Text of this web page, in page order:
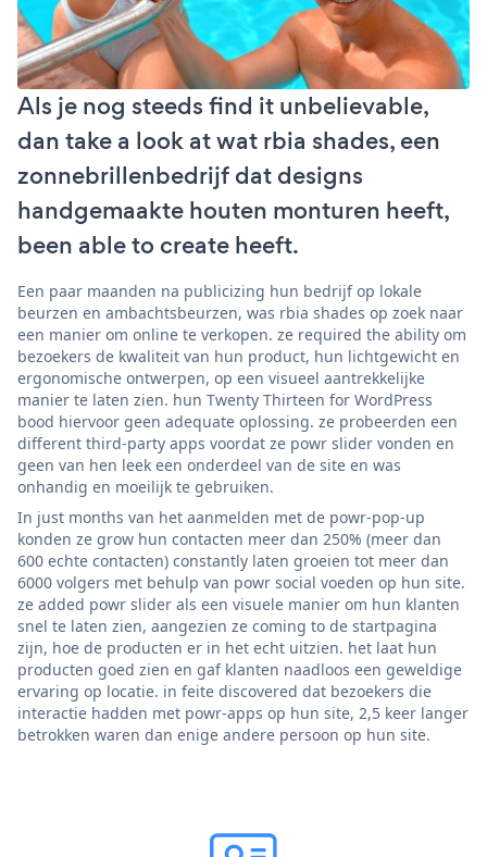
Als je nog steeds find it unbelievable,
dan take a look at wat rbia shades, een
zonnebrillenbedrijf dat designs
handgemaakte houten monturen heeft,
been able to create heeft.
Een paar maanden na publicizing hun bedrijf op lokale
beurzen en ambachtsbeurzen, was rbia shades op zoek naar
een manier om online te verkopen. ze required the ability om
bezoekers de kwaliteit van hun product, hun lichtgewicht en
ergonomische ontwerpen, op een visueel aantrekkelijke
manier te laten zien. hun Twenty Thirteen for WordPress
bood hiervoor geen adequate oplossing. ze probeerden een
different third-party apps voordat ze powr slider vonden en
geen van hen leek een onderdeel van de site en was
onhandig en moeilijk te gebruiken.
In just months van het aanmelden met de powr-pop-up
konden ze grow hun contacten meer dan 250% (meer dan
600 echte contacten) constantly laten groeien tot meer dan
6000 volgers met behulp van powr social voeden op hun site.
ze added powr slider als een visuele manier om hun klanten
snel te laten zien, aangezien ze coming to de startpagina
zijn, hoe de producten er in het echt uitzien. het laat hun
producten goed zien en gaf klanten naadloos een geweldige
ervaring op locatie. in feite discovered dat bezoekers die
interactie hadden met powr-apps op hun site, 2,5 keer langer
betrokken waren dan enige andere persoon op hun site.